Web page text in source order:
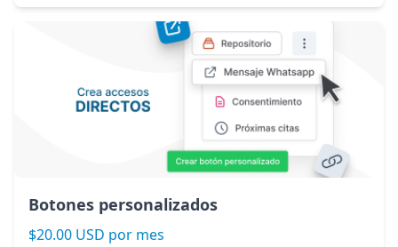
Botones personalizados
$20.00 USD por mes